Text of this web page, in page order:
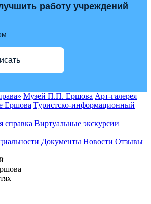
работу учреждений
Музей П.П. Ершова Арт-галерея
Ершова Туристско-информационный
справка Виртуальные экскурсии
Документы Новости Отзывы